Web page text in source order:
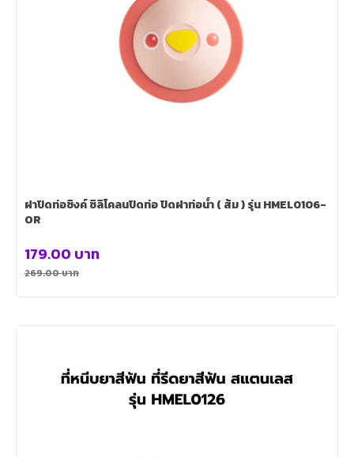
ฝาปิดท่อซิงค์ ซิลิโคลนปิดท่อ ปิดฝาท่อน้ำ ( ส้ม ) รุ่น HMEL0106-
OR
269.00บาท
179.00 บาท